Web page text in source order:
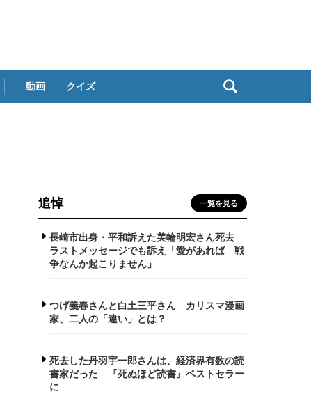
動画 クイズ
追悼 一覧を見る
長崎市出身・平和訴えた美輪明宏さん死去
ラストメッセージでも訴え「愛があれば 戦
争なんか起こりません」
つげ義春さんと白土三平さん カリスマ漫画
家、二人の「違い」とは？
死去した丹羽宇一郎さんは、経済界有数の読
書家だった 『死ぬほど読書』ベストセラー
に